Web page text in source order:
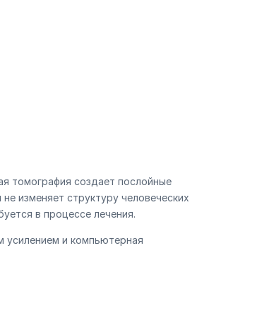
томография создает послойные
изменяет структуру человеческих
в процессе лечения.
усилением и компьютерная